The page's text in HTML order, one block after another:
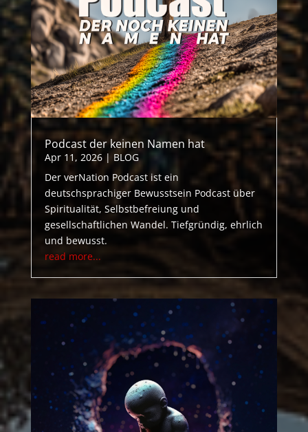
Podcast der keinen Namen hat
Apr 11, 2026| BLOG
Der verNation Podcast ist ein
deutschsprachiger Bewusstsein Podcast über
Spiritualität, Selbstbefreiung und
gesellschaftlichen Wandel. Tiefgründig, ehrlich
und bewusst.
read more...